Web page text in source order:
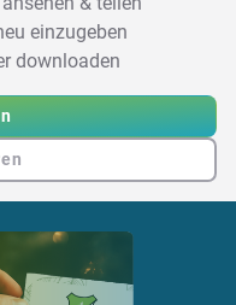
einzugeben
downloaden